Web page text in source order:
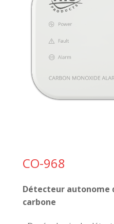
CO-968
Détecteur autonome
carbone